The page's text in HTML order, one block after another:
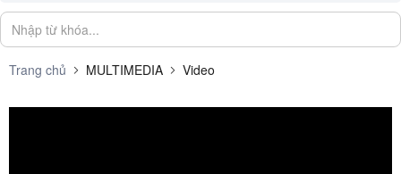
Trang chủ MULTIMEDIA Video